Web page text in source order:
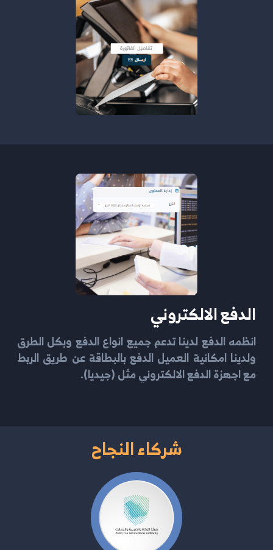
الدفع الالكتروني
انظمه الدفع لدينا تدعم جميع انواع الدفع وبكل الطرق
ولدينا امكانية العميل الدفع بالبطاقة عن طريق الربط
مع اجهزة الدفع الالكتروني مثل (جيديا).
شركاء النجاح